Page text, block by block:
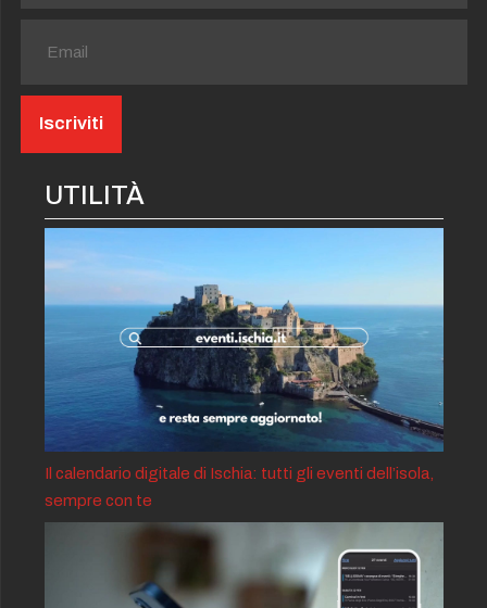
UTILITÀ
Il calendario digitale di Ischia: tutti gli eventi dell’isola,
sempre con te